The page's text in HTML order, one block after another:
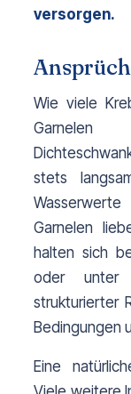
versorgen.
Wie viele
stets
Garnelen
halten sich
oder unter
strukturierter
Bedingungen
Eine